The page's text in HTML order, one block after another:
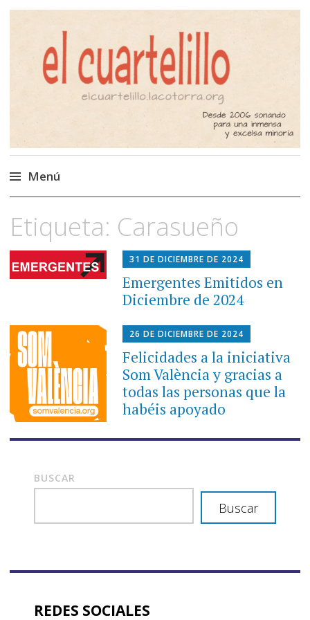
El Cuartelillo
Programa de radio de música
independiente. Podcast
Menú
al
contenido
Etiqueta: Carasueño
31 DE DICIEMBRE DE 2024
Emergentes Emitidos en
Diciembre de 2024
26 DE DICIEMBRE DE 2024
Felicidades a la iniciativa
Som València y gracias a
todas las personas que la
habéis apoyado
BUSCAR
Buscar
REDES SOCIALES